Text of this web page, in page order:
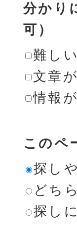
分かり
可）
難し
文章
情報
このペ
探し
どち
探し